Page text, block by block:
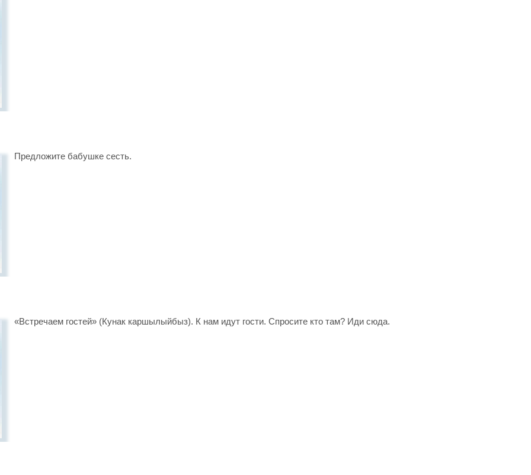
Предложите бабушке сесть.
«Встречаем гостей» (Кунак каршылыйбыз). К нам идут гости. Спросите кто там? Иди сюда.